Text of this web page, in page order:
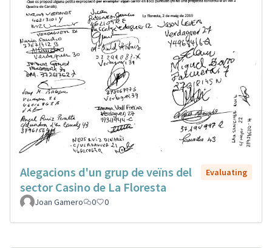
Alegacions d'un grup de veïns del
sector Casino de La Floresta
Evaluating
Joan Gamero 0 0